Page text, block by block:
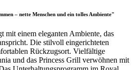
– nette Menschen und ein tolles Ambiente"
mit einem eleganten Ambiente, das
Die stilvoll eingerichteten
Rückzugsort. Vielfältige
und das Princess Grill verwöhnen mit